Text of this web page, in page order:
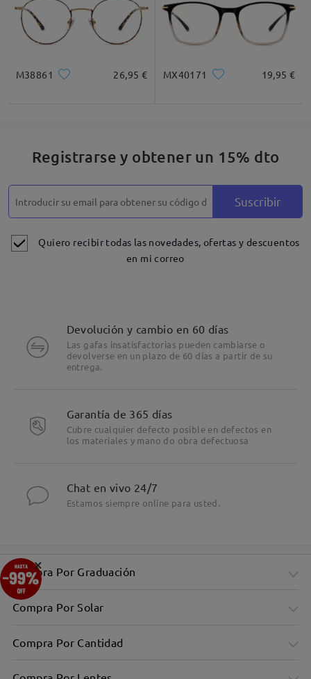
M38861 26,95 € MX40171 19,95 €
Registrarse y obtener un 15% dto
Suscribir
Quiero recibir todas las novedades, ofertas y descuentos
en mi correo
Devolución y cambio en 60 días
Las gafas insatisfactorias pueden cambiarse o
devolverse en un plazo de 60 días a partir de su
entrega.
Garantía de 365 días
Cubre cualquier defecto posible en defectos en
los materiales y mano do obra defectuosa
Chat en vivo 24/7
Estamos siempre online para usted.
Compra Por Graduación
Compra Por Solar
Compra Por Cantidad
×